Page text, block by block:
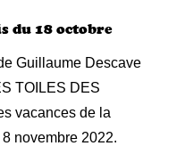
du 18 octobre
Guillaume Descave
TOILES DES
vacances de la
novembre 2022.